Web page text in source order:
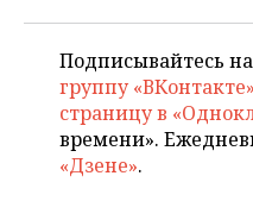
Подписывайтесь на
группу «ВКонтакте»
страницу в
времени».
«Дзене».